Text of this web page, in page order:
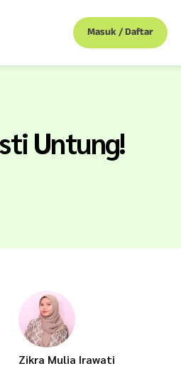
Masuk / Daftar
Untung!
Zikra Mulia Irawati